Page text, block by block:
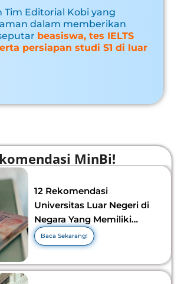
Tim Editorial Kobi yang
dalam memberikan
beasiswa, tes IELTS
persiapan studi S1 di luar
MinBi!
12 Rekomendasi
Universitas Luar Negeri di
Negara Yang Memiliki
Visa Murah di 2026-2027!
Baca Sekarang!